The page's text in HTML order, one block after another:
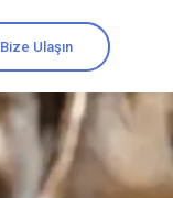
Bize Ulaşın